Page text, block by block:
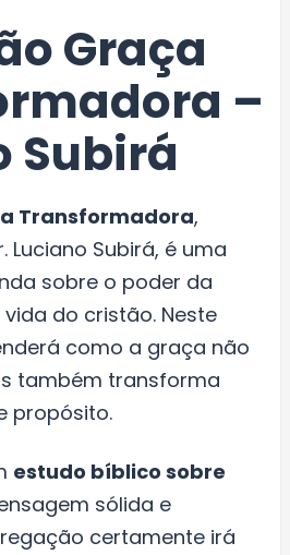
Graça
–
Subirá
Transformadora,
Luciano Subirá, é uma
sobre o poder da
do cristão. Neste
como a graça não
também transforma
propósito.
estudo bíblico sobre
sólida e
certamente irá